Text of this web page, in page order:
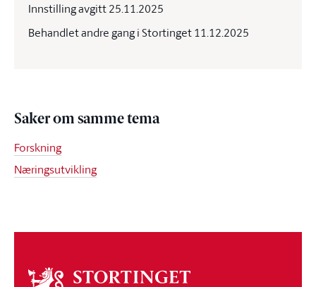
Innstilling avgitt 25.11.2025
Behandlet andre gang i Stortinget 11.12.2025
Saker om samme tema
Forskning
Næringsutvikling
Om